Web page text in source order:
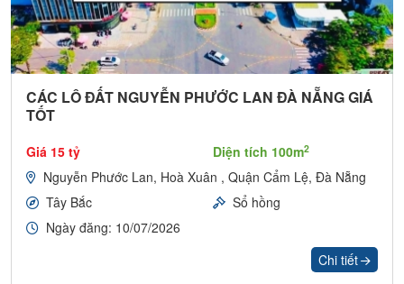
CÁC LÔ ĐẤT NGUYỄN PHƯỚC LAN ĐÀ NẴNG GIÁ
TỐT
Giá 15 tỷ Diện tích 100m2
Nguyễn Phước Lan, Hoà Xuân , Quận Cẩm Lệ, Đà Nẵng
Tây Bắc
Sổ hồng
Ngày đăng: 10/07/2026
Chi tiết